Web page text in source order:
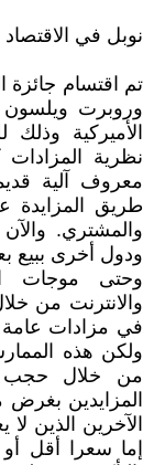
نوبل في الاقتصاد ٢٠٢٠
تم اقتسام
وروبرت ويلسون
الأميركية
نظرية
معروف آلية
طريق المزايدة
والمشتري.
ودول أخرى ببيع
وحتى موجات
والانترنت من
في مزادات
ولكن هذه
من خلال حجب
المزايدين بغرض
الآخرين الذين
إما سعرا أقل